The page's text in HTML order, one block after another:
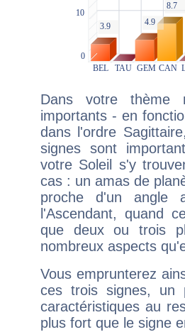
Dans votre thème
importants - en
dans l'ordre
signes sont
votre Soleil s'y
cas : un amas de
proche d'un
l'Ascendant, quand
que deux ou trois
nombreux aspects
Vous emprunterez
ces trois signes, un
caractéristiques au
plus fort que le signe